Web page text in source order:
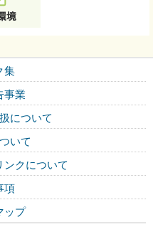
集
事業
について
いて
ンクについて
項
ップ